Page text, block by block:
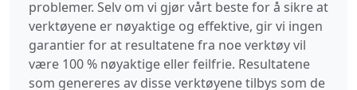
problemer. Selv om vi gjør vårt beste for å sikre at
verktøyene er nøyaktige og effektive, gir vi ingen
garantier for at resultatene fra noe verktøy vil
være 100 % nøyaktige eller feilfrie. Resultatene
som genereres av disse verktøyene tilbys som de